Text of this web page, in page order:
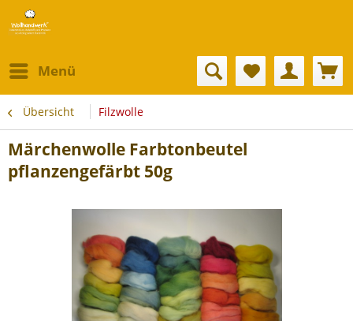
Menü
Übersicht Filzwolle
Märchenwolle Farbtonbeutel
pflanzengefärbt 50g